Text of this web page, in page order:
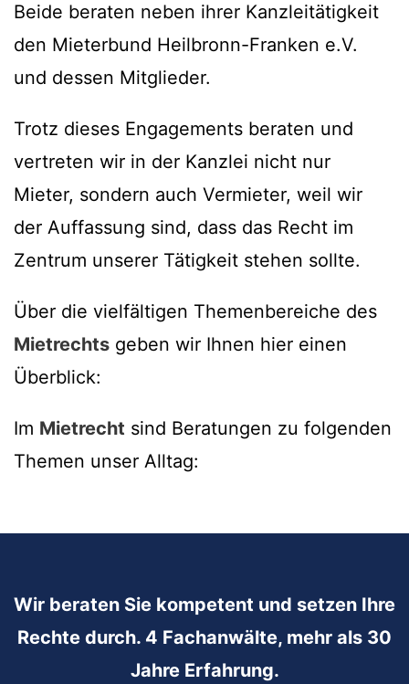
Beide beraten neben ihrer Kanzleitätigkeit
den Mieterbund Heilbronn-Franken e.V.
und dessen Mitglieder.
Trotz dieses Engagements beraten und
vertreten wir in der Kanzlei nicht nur
Mieter, sondern auch Vermieter, weil wir
der Auffassung sind, dass das Recht im
Zentrum unserer Tätigkeit stehen sollte.
Über die vielfältigen Themenbereiche des
Mietrechts geben wir Ihnen hier einen
Überblick:
Im Mietrecht sind Beratungen zu folgenden
Themen unser Alltag:
Wir beraten Sie kompetent und setzen Ihre
Rechte durch. 4 Fachanwälte, mehr als 30
Jahre Erfahrung.